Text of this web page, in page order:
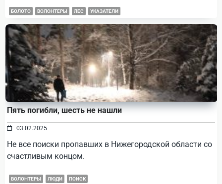
БОЛОТО ВОЛОНТЕРЫ ЛЕС УКАЗАТЕЛИ
Пять погибли, шесть не нашли
03.02.2025
Не все поиски пропавших в Нижегородской области со
счастливым концом.
ВОЛОНТЕРЫ ЛЮДИ ПОИСК